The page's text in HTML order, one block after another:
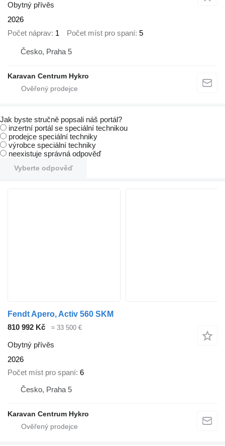
Obytný přívěs
2026
Počet náprav 1 Počet míst pro spaní 5
Česko, Praha 5
Karavan Centrum Hykro
Jak byste stručně popsali náš portál?
inzertní portál se speciální technikou
prodejce speciální techniky
výrobce speciální techniky
neexistuje správná odpověď
Vyberte odpověď
Fendt Apero, Activ 560 SKM
810 992 Kč
≈ 33 500 €
Obytný přívěs
2026
Počet míst pro spaní 6
Česko, Praha 5
Karavan Centrum Hykro